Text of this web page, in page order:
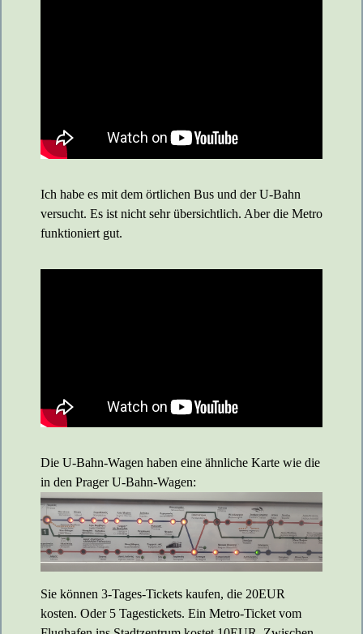
Ich habe es mit dem örtlichen Bus und der U-Bahn
versucht. Es ist nicht sehr übersichtlich. Aber die Metro
funktioniert gut.
Die U-Bahn-Wagen haben eine ähnliche Karte wie die
in den Prager U-Bahn-Wagen:
Sie können 3-Tages-Tickets kaufen, die 20EUR
kosten. Oder 5 Tagestickets. Ein Metro-Ticket vom